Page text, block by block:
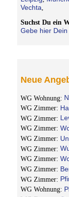
Vechta
Suchst Du ein
Gebe hier
Neue
WG Wohnung:
WG Zimmer:
WG Zimmer:
WG Zimmer:
WG Zimmer:
WG Zimmer:
WG Zimmer:
WG Zimmer:
WG Zimmer:
WG Wohnung: